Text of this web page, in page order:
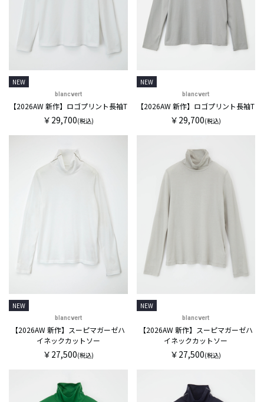
NEW
blancvert
【2026AW 新作】ロゴプリント長袖T
￥29,700(税込)
NEW
blancvert
【2026AW 新作】ロゴプリント長袖T
￥29,700(税込)
NEW
blancvert
【2026AW 新作】スーピマガーゼハ
イネックカットソー
￥27,500(税込)
NEW
blancvert
【2026AW 新作】スーピマガーゼハ
イネックカットソー
￥27,500(税込)